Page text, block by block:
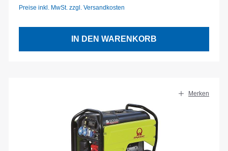
Preise inkl. MwSt. zzgl. Versandkosten
IN DEN WARENKORB
Merken